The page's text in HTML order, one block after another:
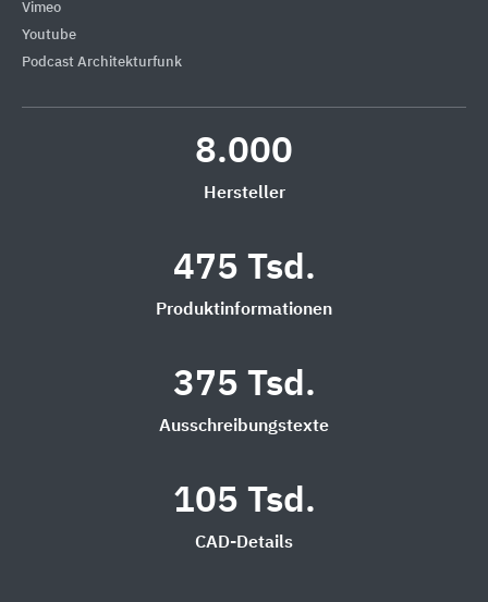
Vimeo
Youtube
Podcast Architekturfunk
8.000
Hersteller
475 Tsd.
Produktinformationen
375 Tsd.
Ausschreibungstexte
105 Tsd.
CAD-Details